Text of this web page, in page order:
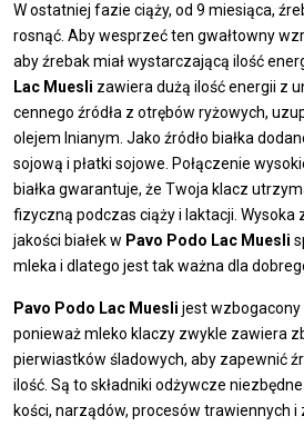
W ostatniej fazie ciąży, od 9 miesiąca,
rosnąć. Aby wesprzeć ten gwałtowny
aby źrebak miał wystarczającą ilość
Lac Muesli zawiera dużą ilość energii z
cennego źródła z otrębów ryżowych,
olejem lnianym. Jako źródło białka
sojową i płatki sojowe. Połączenie
białka gwarantuje, że Twoja klacz
fizyczną podczas ciąży i laktacji. Wysoka
jakości białek w Pavo Podo Lac Muesli
mleka i dlatego jest tak ważna dla
Pavo Podo Lac Muesli jest wzbogacony
ponieważ mleko klaczy zwykle zawiera
pierwiastków śladowych, aby zapewnić
ilość. Są to składniki odżywcze
kości, narządów, procesów trawiennych i